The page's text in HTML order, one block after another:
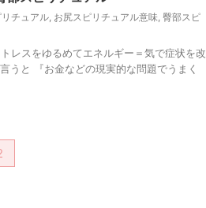
チュアル, お尻スピリチュアル意味, 臀部スピ
レスをゆるめてエネルギー＝気で症状を改
と 『お金などの現実的な問題でうまく